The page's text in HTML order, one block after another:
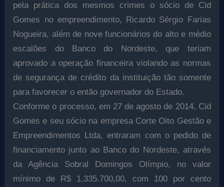
pela prática dos mesmos crimes o sócio de Cid
Gomes no empreendimento, Ricardo Sérgio Farias
Nogueira, além de nove funcionários do alto e médio
escalões do Banco do Nordeste, que teriam
aprovado a operação financeira violando as normas
de segurança de crédito da instituição tão somente
para favorecer o então governador do Estado.
Conforme o processo, em 27 de agosto de 2014, Cid
Gomes e seu sócio na empresa Corte Oito Gestão e
Empreendimentos Ltda, entraram com o pedido de
financiamento junto ao Banco do Nordeste, através
da Agência Sobral Domingos Olímpio, no valor
mínimo de R$ 1.335.700,00, com 100 por cento